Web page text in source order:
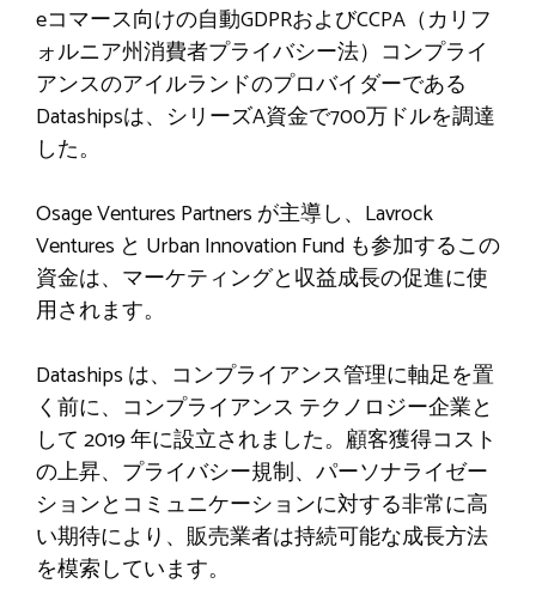
eコマース向けの自動GDPRおよびCCPA（カリフ
ォルニア州消費者プライバシー法）コンプライ
アンスのアイルランドのプロバイダーである
Datashipsは、シリーズA資金で700万ドルを調達
した。
Osage Ventures Partners が主導し、Lavrock
Ventures と Urban Innovation Fund も参加するこの
資金は、マーケティングと収益成長の促進に使
用されます。
Dataships は、コンプライアンス管理に軸足を置
く前に、コンプライアンス テクノロジー企業と
して 2019 年に設立されました。顧客獲得コスト
の上昇、プライバシー規制、パーソナライゼー
ションとコミュニケーションに対する非常に高
い期待により、販売業者は持続可能な成長方法
を模索しています。